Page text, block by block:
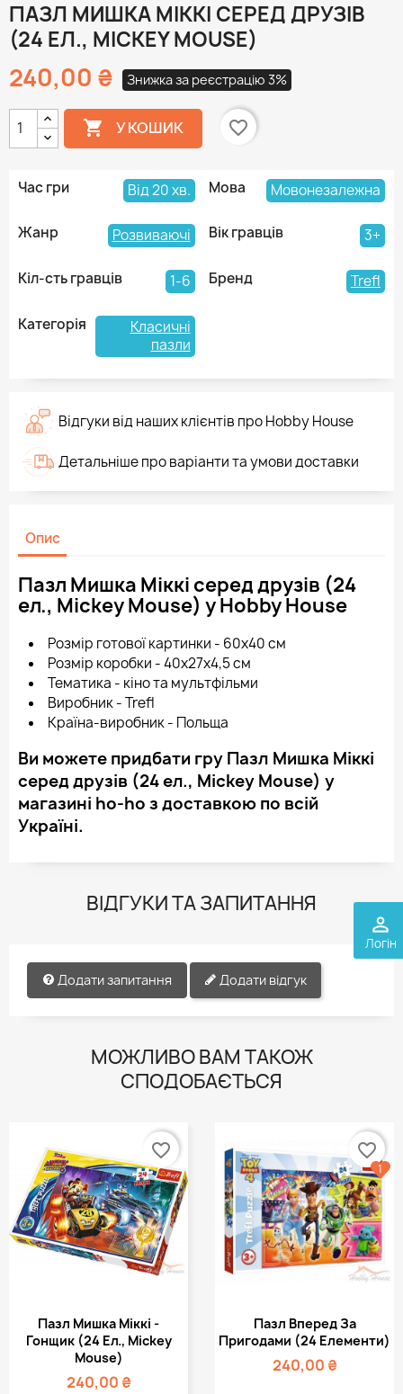
perm_identity
Логін
ПАЗЛ МИШКА МІККІ СЕРЕД ДРУЗІВ
(24 ЕЛ., MICKEY MOUSE)
240,00 ₴ Знижка за реєстрацію 3%
 У КОШИК favorite_border
Час гри Від 20 хв. Мова Мовонезалежна
Жанр Розвиваючі Вік гравців 3+
Кіл-сть гравців 1-6 Бренд Trefl
Категорія
Класичні
пазли
Відгуки від наших клієнтів про Hobby House
Детальніше про варіанти та умови доставки
Опис
Пазл Мишка Міккі серед друзів (24
ел., Mickey Mouse) у Hobby House
Розмір готової картинки - 60х40 см
Розмір коробки - 40x27x4,5 см
Тематика - кіно та мультфільми
Виробник - Trefl
Країна-виробник - Польща
Ви можете придбати гру Пазл Мишка Міккі
серед друзів (24 ел., Mickey Mouse) у
магазині ho-ho з доставкою по всій
Україні.
ВІДГУКИ ТА ЗАПИТАННЯ
Додати запитання Додати відгук
МОЖЛИВО ВАМ ТАКОЖ
СПОДОБАЄТЬСЯ
Пазл Мишка Міккі -
Гонщик (24 Ел., Mickey
Mouse)
240,00 ₴
favorite_border
Пазл Вперед За
Пригодами (24 Елементи)
240,00 ₴
favorite_border
1